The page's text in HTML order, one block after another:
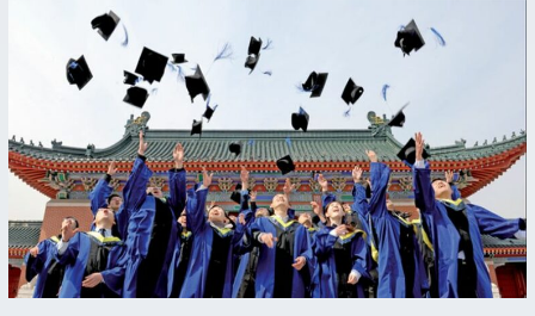
политехникийн
их
сургуулийн
магистр,
докторын
тэтгэлэгт
хөтөлбөрийн